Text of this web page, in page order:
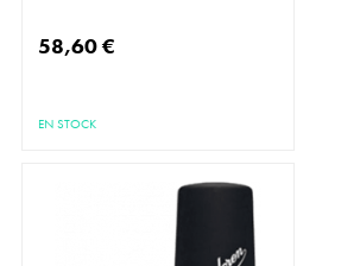
58,60 €
EN STOCK